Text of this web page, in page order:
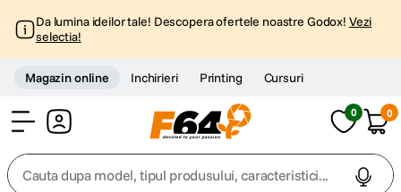
Da lumina ideilor tale! Descopera ofertele noastre Godox! Vezi
selectia!
Magazin online Inchirieri Printing Cursuri
0 0
Cauta dupa model, tipul produsului, caracteristici...